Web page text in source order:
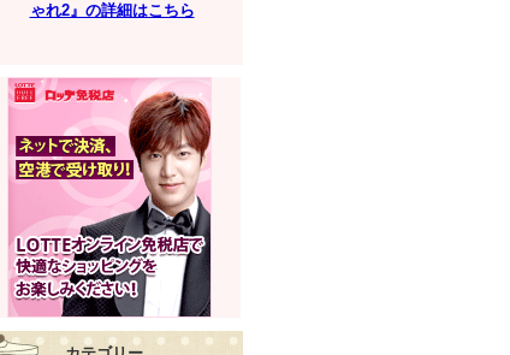
ゃれ2』の詳細はこちら